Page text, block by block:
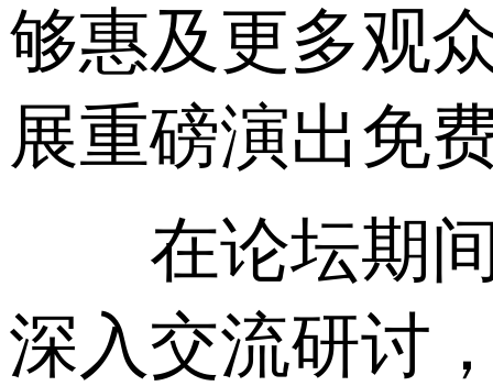
够惠及更多观
展重磅演出免
在论坛期间
深入交流研讨